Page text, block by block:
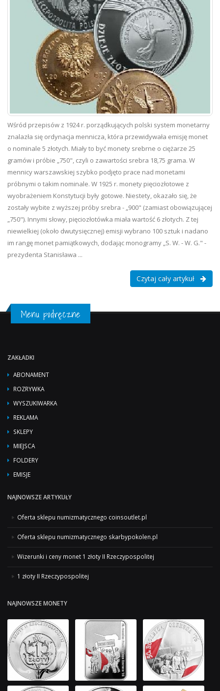
Wśród przepisów z 1924 r. porządkujących polski system monetarny
znalazła się ordynacja mennicza, która przewidywała emisję monet
o nominale 5 złotych. Miały to być monety srebrne o ciężarze 25
gramów i próbie „750", czyli o zawartości srebra 18,75 grama. W
mennicy warszawskiej szybko podjęto prace nad monetami
próbnymi o takim nominale. W 1925 r. monety pięciozłotowe z
wyobrażeniem Konstytucji były gotowe. Niestety, okazało się, że
zostały wybite z wyższej próby srebra - „900" (zamiast obowiązującej
„750"). Innymi słowy, pięciozłotówka miała wartość 6 złotych. Z tej
niewielkiej (około dwutysięcznej) emisji wybrano 100 sztuk i nadano
im rangę monet pamiątkowych, dodając monogramy „S. W. - W. G." -
prezydenta Stanisława ...
Czytaj cały artykuł
Menu podręczne
ZAKŁADKI
ABONAMENT
ROZRYWKA
WYSZUKIWARKA
REKLAMA
SKLEPY
MIEJSCA
FOLDERY
EMISJE
NAJNOWSZE ARTYKUŁY
Oferta sklepu numizmatycznego coinsoutlet.pl
Oferta sklepu numizmatycznego skarbypokolen.pl
Wizerunki i ceny monet 1 złoty II Rzeczypospolitej
1 złoty II Rzeczypospolitej
NAJNOWSZE MONETY